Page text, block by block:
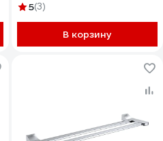
5(3)
В корзину